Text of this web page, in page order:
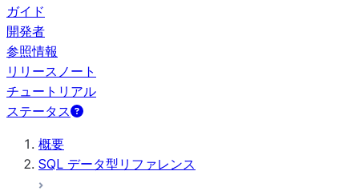
ガイド
開発者
参照情報
リリースノート
チュートリアル
ステータス
概要
SQL データ型リファレンス